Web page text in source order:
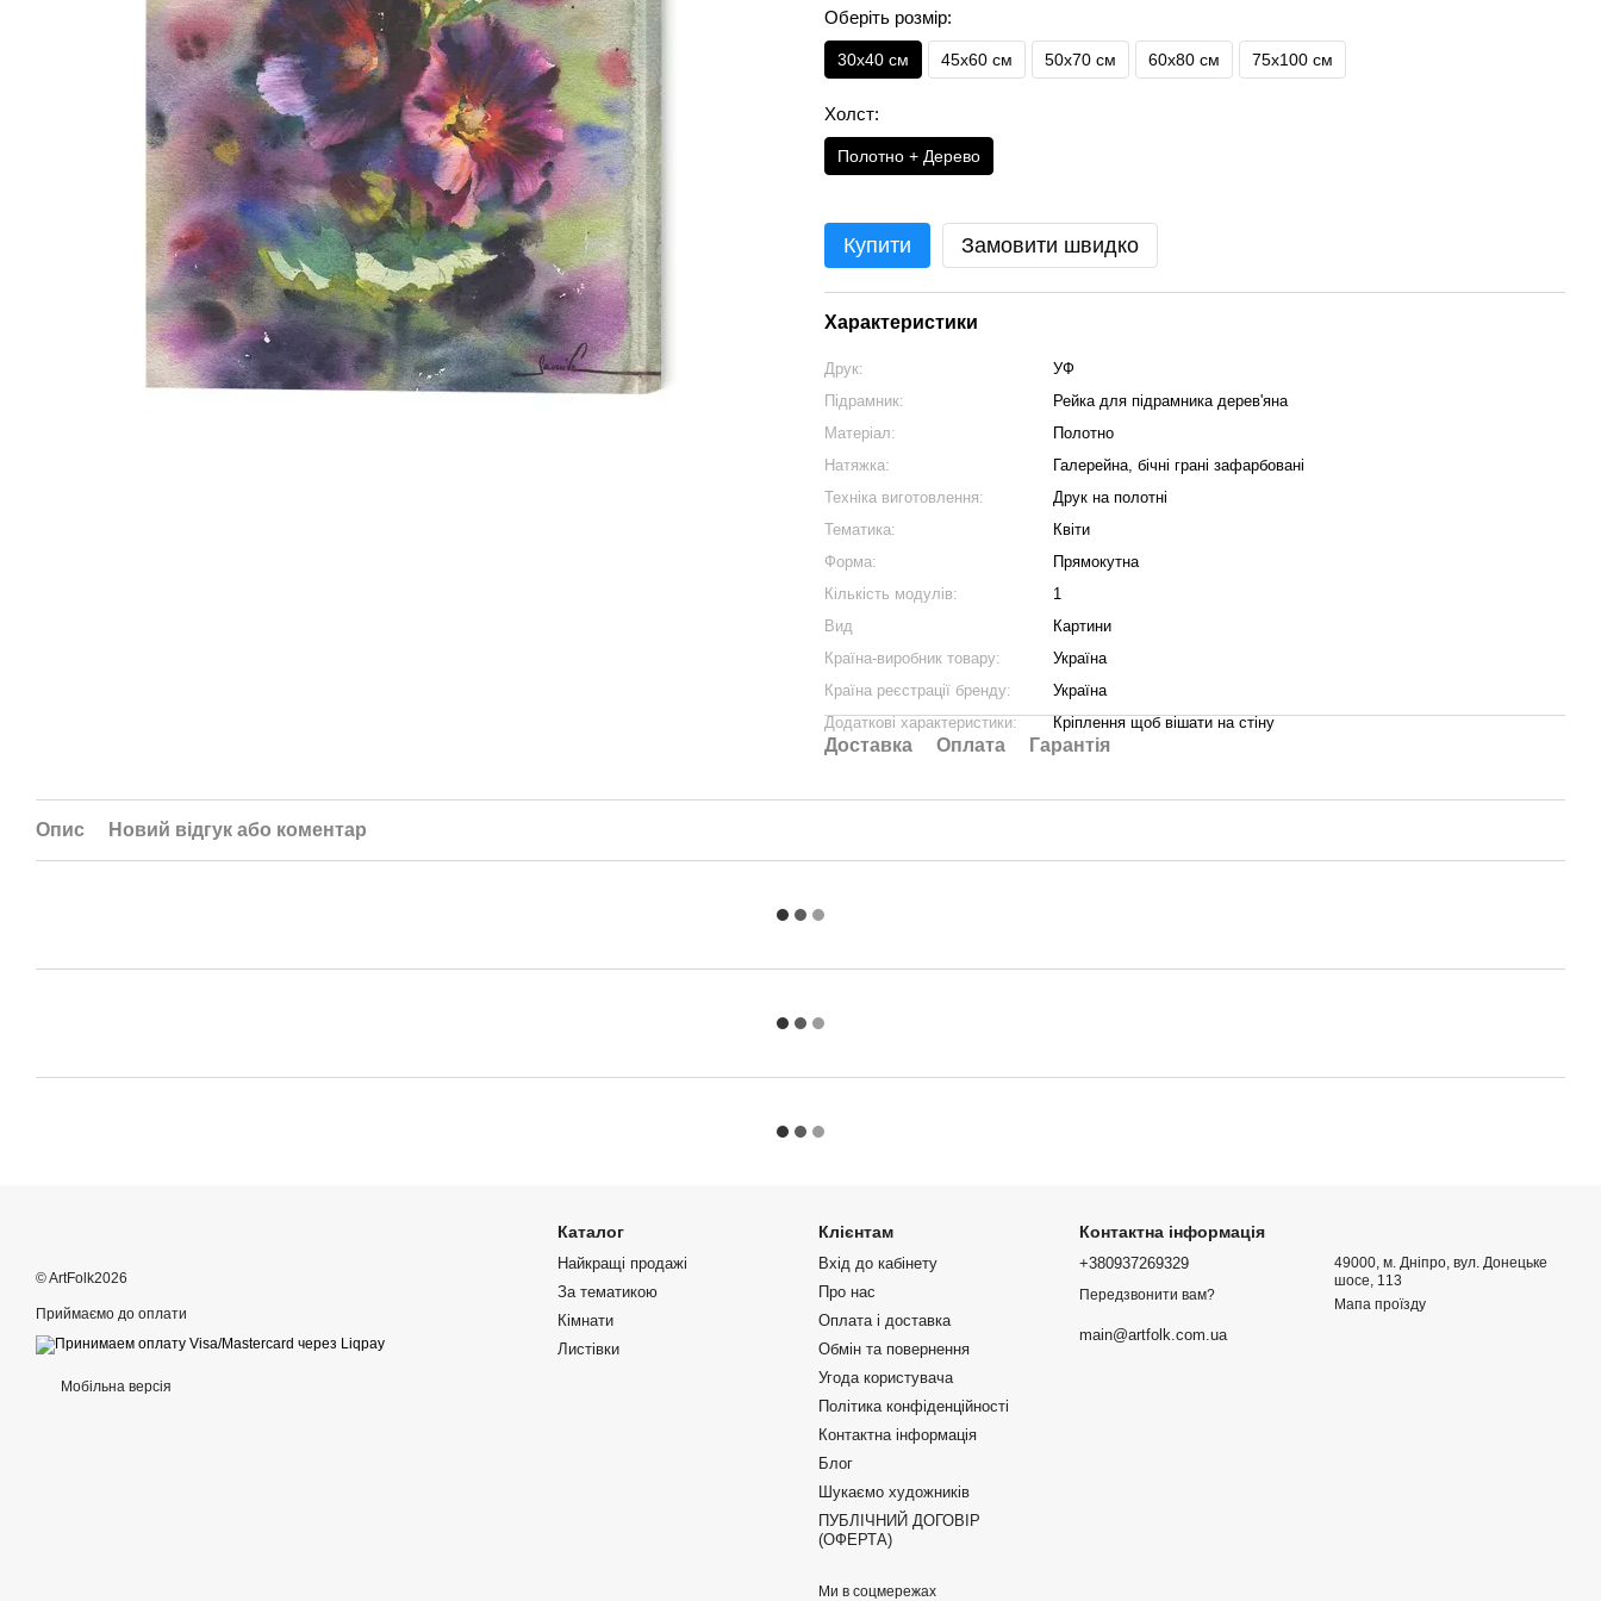
Оберіть розмір:
30х40 см 45х60 см 50х70 см 60х80 см 75х100 см
Холст:
Полотно + Дерево
Купити Замовити швидко
Характеристики
Друк:
УФ
Підрамник:
Рейка для підрамника дерев'яна
Матеріал:
Полотно
Натяжка:
Галерейна, бічні грані зафарбовані
Техніка виготовлення:
Друк на полотні
Тематика:
Квіти
Форма:
Прямокутна
Кількість модулів:
1
Вид
Картини
Країна-виробник товару:
Україна
Країна реєстрації бренду:
Україна
Додаткові характеристики:
Кріплення щоб вішати на стіну
Доставка Оплата Гарантія
Опис Новий відгук або коментар
© ArtFolk2026
Приймаємо до оплати
Мобільна версія
Каталог
Найкращі продажі
За тематикою
Кімнати
Листівки
Клієнтам
Вхід до кабінету
Про нас
Оплата і доставка
Обмін та повернення
Угода користувача
Політика конфіденційності
Контактна інформація
Блог
Шукаємо художників
ПУБЛІЧНИЙ ДОГОВІР
(ОФЕРТА)
Ми в соцмережах
Контактна інформація
+380937269329
Передзвонити вам?
main@artfolk.com.ua
49000, м. Дніпро, вул. Донецьке
шосе, 113
Мапа проїзду